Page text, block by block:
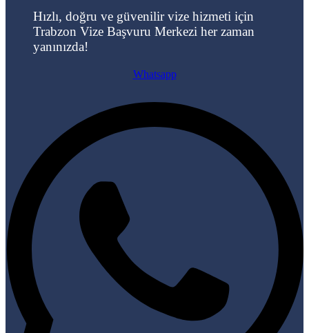
Hızlı, doğru ve güvenilir vize hizmeti için
Trabzon Vize Başvuru Merkezi her zaman
yanınızda!
Whatsapp